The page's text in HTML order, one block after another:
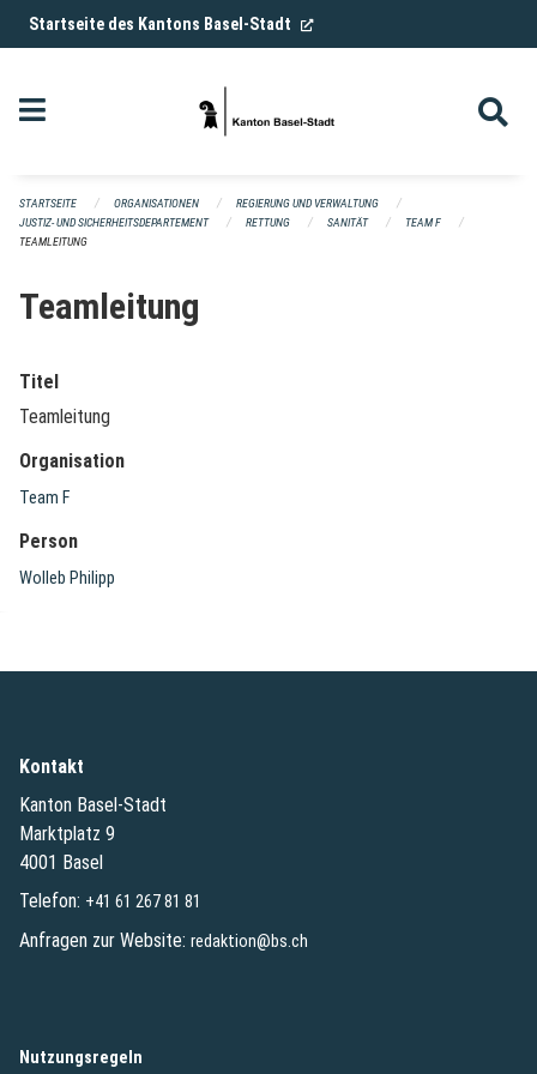
Navigation überspringen
Startseite des Kantons Basel-Stadt (External Link)
STARTSEITE ORGANISATIONEN
REGIERUNG UND VERWALTUNG
JUSTIZ- UND SICHERHEITSDEPARTEMENT
RETTUNG SANITÄT
TEAM F
TEAMLEITUNG
Teamleitung
Titel
Teamleitung
Organisation
Team F
Person
Wolleb Philipp
Kontakt
Kanton Basel-Stadt
Marktplatz 9
4001 Basel
Telefon: +41 61 267 81 81
Anfragen zur Website: redaktion@bs.ch
Nutzungsregeln